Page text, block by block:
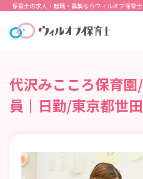
保育士の求人・転職・募集ならウィルオブ保育士
代沢みこころ保育
員｜日勤/東京都世